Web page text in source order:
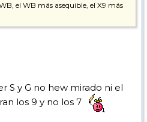
el WB más asequible, el X9 más
S y G no hew mirado ni el
los 9 y no los 7